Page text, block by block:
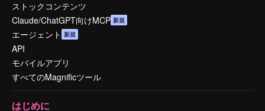
ストックコンテンツ
Claude/ChatGPT向けMCP 新規
エージェント 新規
API
モバイルアプリ
すべてのMagnificツール
はじめに